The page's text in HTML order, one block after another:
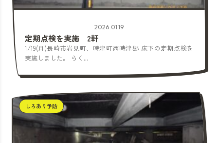
2026.01.19
定期点検を実施 2軒
1/19(月)長崎市岩見町、時津町西時津郷 床下の定期点検を
実施しました。 らく...
しろあり予防